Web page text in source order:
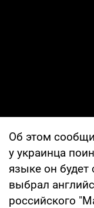
Об этом
у украинца
языке он будет
выбрал
российского